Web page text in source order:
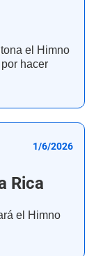
el Himno
hacer
1/6/2026
Rica
el Himno